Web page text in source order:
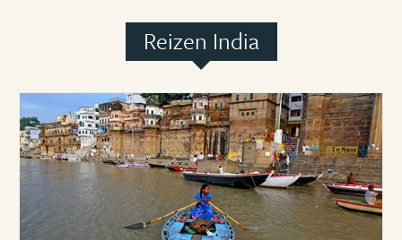
Reizen India